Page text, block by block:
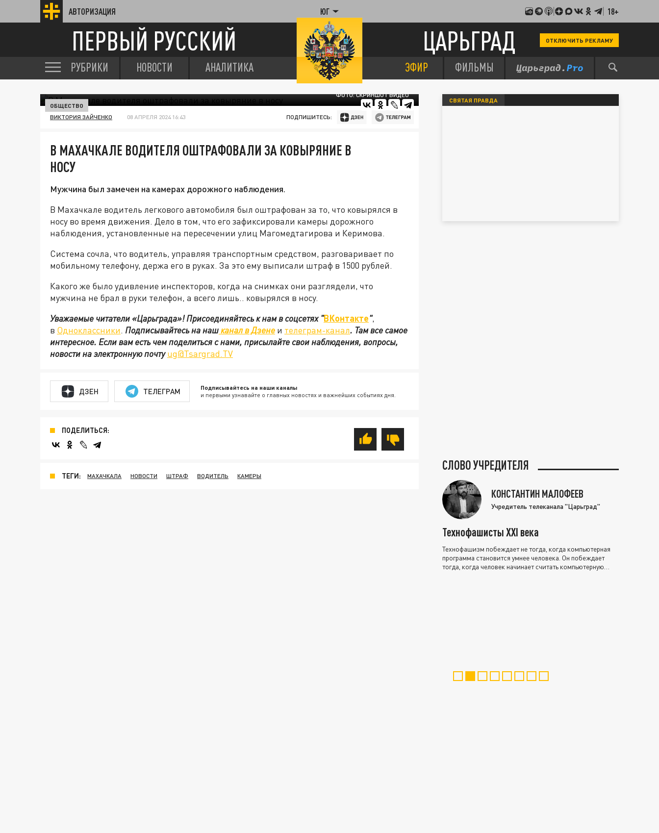
АВТОРИЗАЦИЯ ЮГ 18+
ПЕРВЫЙ РУССКИЙ ЦАРЬГРАД ОТКЛЮЧИТЬ РЕКЛАМУ
РУБРИКИ НОВОСТИ АНАЛИТИКА ЭФИР ФИЛЬМЫ
ФОТО: СКРИНШОТ ВИДЕО
ОБЩЕСТВО
ВИКТОРИЯ ЗАЙЧЕНКО 08 АПРЕЛЯ 2024 16:43 ПОДПИШИТЕСЬ:
В МАХАЧКАЛЕ ВОДИТЕЛЯ ОШТРАФОВАЛИ ЗА КОВЫРЯНИЕ В
НОСУ
Мужчина был замечен на камерах дорожного наблюдения.
В Махачкале водитель легкового автомобиля был оштрафован за то, что ковырялся в
носу во время движения. Дело в том, что его зафиксировали камеры дорожного
наблюдения, установленные на пересечении улиц Магомедтагирова и Керимова.
Система сочла, что водитель, управляя транспортным средством, разговаривает по
мобильному телефону, держа его в руках. За это ему выписали штраф в 1500 рублей.
Какого же было удивление инспекторов, когда на снимках они разглядели, что
мужчина не брал в руки телефон, а всего лишь.. ковырялся в носу.
Уважаемые читатели «Царьграда»! Присоединяйтесь к нам в соцсетях"ВКонтакте",
в Одноклассники. Подписывайтесь на нашканал в Дзене и телеграм-канал. Там все самое
интересное. Если вам есть чем поделиться с нами, присылайте свои наблюдения, вопросы,
новости на электронную почтуug@Tsargrad.TV
ДЗЕН ТЕЛЕГРАМ Подписывайтесь на наши каналы
и первыми узнавайте о главных новостях и важнейших событиях дня.
ПОДЕЛИТЬСЯ:
ТЕГИ: МАХАЧКАЛА НОВОСТИ ШТРАФ ВОДИТЕЛЬ КАМЕРЫ
СВЯТАЯ ПРАВДА
СЛОВО УЧРЕДИТЕЛЯ
КОНСТАНТИН МАЛОФЕЕВ
Учредитель телеканала "Царьград"
Технофашисты XXI века
Технофашизм побеждает не тогда, когда компьютерная
программа становится умнее человека. Он побеждает
тогда, когда человек начинает считать компьютерную